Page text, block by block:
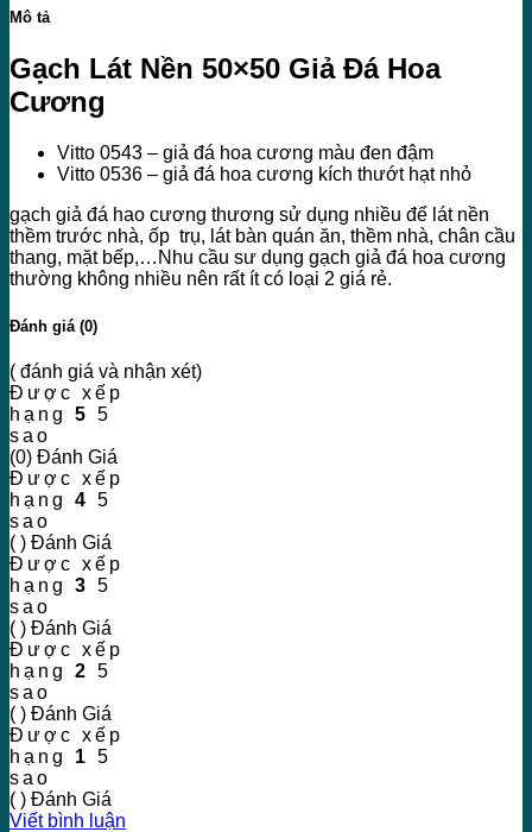
Mô tả
Gạch Lát Nền 50×50 Giả Đá Hoa
Cương
Vitto 0543 – giả đá hoa cương màu đen đậm
Vitto 0536 – giả đá hoa cương kích thướt hạt nhỏ
gạch giả đá hao cương thương sử dụng nhiều để lát nền
thềm trước nhà, ốp trụ, lát bàn quán ăn, thềm nhà, chân cầu
thang, mặt bếp,…Nhu cầu sư dụng gạch giả đá hoa cương
thường không nhiều nên rất ít có loại 2 giá rẻ.
Đánh giá (0)
( đánh giá và nhận xét)
Được xếp
hạng 5 5
sao
(0) Đánh Giá
Được xếp
hạng 4 5
sao
( ) Đánh Giá
Được xếp
hạng 3 5
sao
( ) Đánh Giá
Được xếp
hạng 2 5
sao
( ) Đánh Giá
Được xếp
hạng 1 5
sao
( ) Đánh Giá
Viết bình luận